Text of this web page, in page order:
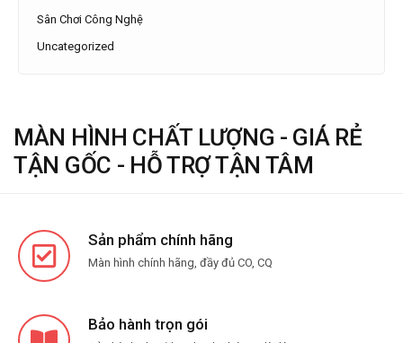
Sân Chơi Công Nghệ
Uncategorized
MÀN HÌNH CHẤT LƯỢNG - GIÁ RẺ
TẬN GỐC - HỖ TRỢ TẬN TÂM
Sản phẩm chính hãng
Màn hình chính hãng, đầy đủ CO, CQ
Bảo hành trọn gói